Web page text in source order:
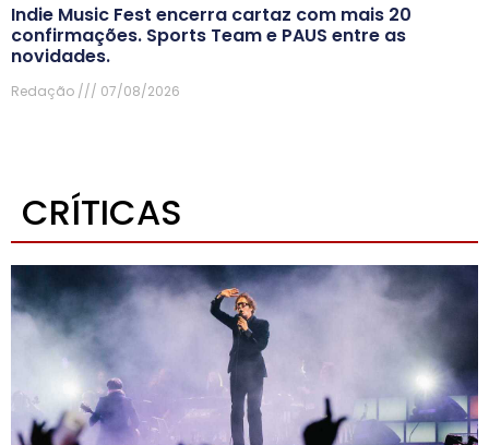
Indie Music Fest encerra cartaz com mais 20
confirmações. Sports Team e PAUS entre as
novidades.
Redação 07/08/2026
CRÍTICAS